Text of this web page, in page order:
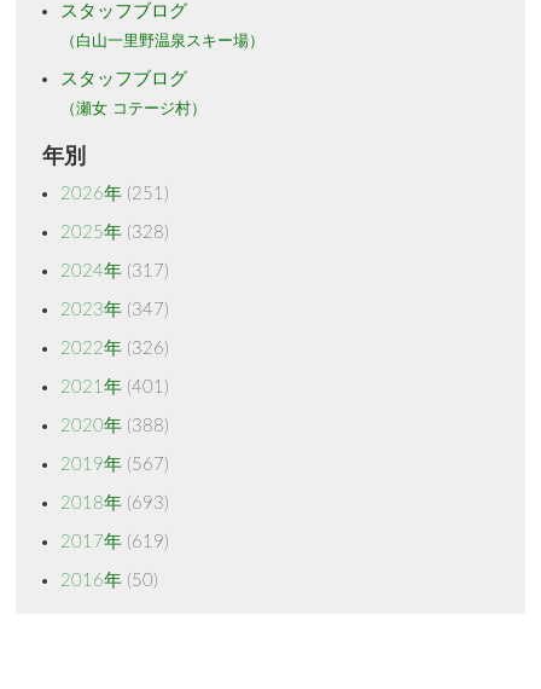
スタッフブログ
（白山一里野温泉スキー場）
スタッフブログ
（瀬女 コテージ村）
年別
2026年(251)
2025年(328)
2024年(317)
2023年(347)
2022年(326)
2021年(401)
2020年(388)
2019年(567)
2018年(693)
2017年(619)
2016年(50)